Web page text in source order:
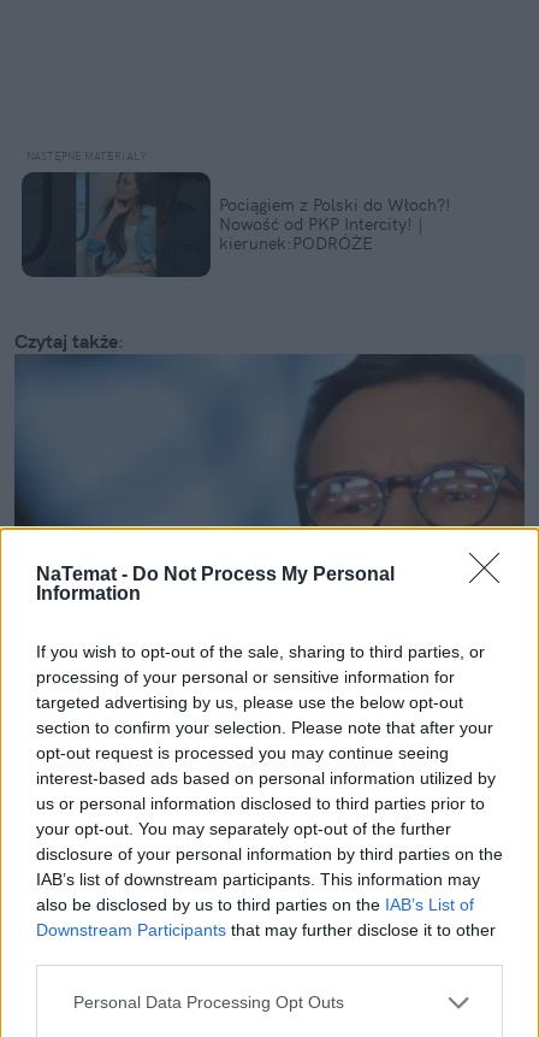
NaTemat - Do Not Process My Personal
Information
If you wish to opt-out of the sale, sharing to third parties, or
processing of your personal or sensitive information for
targeted advertising by us, please use the below opt-out
section to confirm your selection. Please note that after your
opt-out request is processed you may continue seeing
interest-based ads based on personal information utilized by
us or personal information disclosed to third parties prior to
your opt-out. You may separately opt-out of the further
disclosure of your personal information by third parties on the
IAB’s list of downstream participants. This information may
also be disclosed by us to third parties on the IAB’s List of
Downstream Participants that may further disclose it to other
Personal Data Processing Opt Outs
Pociągiem z Polski do Włoch?!
Nowość od PKP Intercity! |
kierunek:PODRÓŻE
Czytaj także:
Powinno mi być żal Morawieckiego, ale
nie jest. Przyszła kryska na matyska
Nie przegap żadnej ważnej wiadomości i